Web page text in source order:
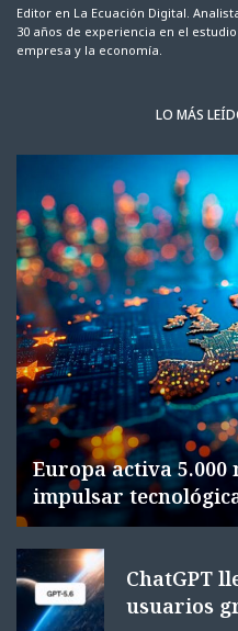
Editor en La Ecuación Digital.
30 años de experiencia en el
empresa y la economía.
LO MÁS
Europa activa
impulsar
ChatGPT
usuarios